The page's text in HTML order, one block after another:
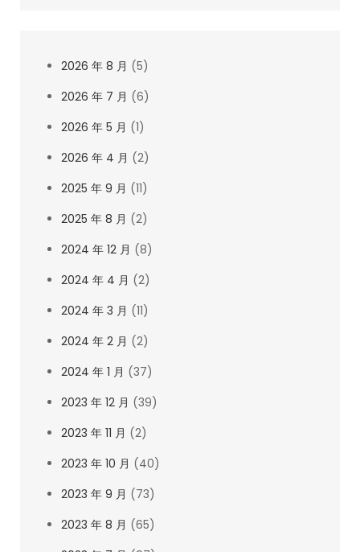
2026 年 8 月 (5)
2026 年 7 月 (6)
2026 年 5 月 (1)
2026 年 4 月 (2)
2025 年 9 月 (11)
2025 年 8 月 (2)
2024 年 12 月 (8)
2024 年 4 月 (2)
2024 年 3 月 (11)
2024 年 2 月 (2)
2024 年 1 月 (37)
2023 年 12 月 (39)
2023 年 11 月 (2)
2023 年 10 月 (40)
2023 年 9 月 (73)
2023 年 8 月 (65)